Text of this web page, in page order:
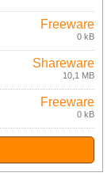
Freeware
0 kB
Shareware
10,1 MB
Freeware
0 kB